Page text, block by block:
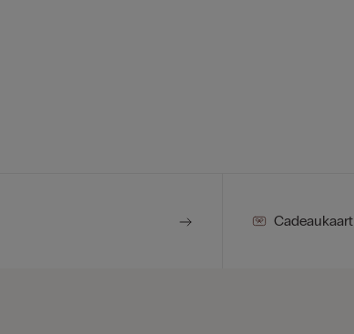
Cadeaukaart